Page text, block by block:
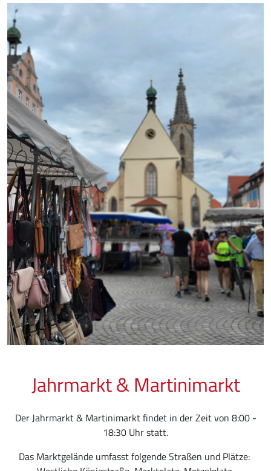
Jahrmarkt & Martinimarkt
Der Jahrmarkt & Martinimarkt findet in der Zeit von 8:00 -
18:30 Uhr statt.
Das Marktgelände umfasst folgende Straßen und Plätze: